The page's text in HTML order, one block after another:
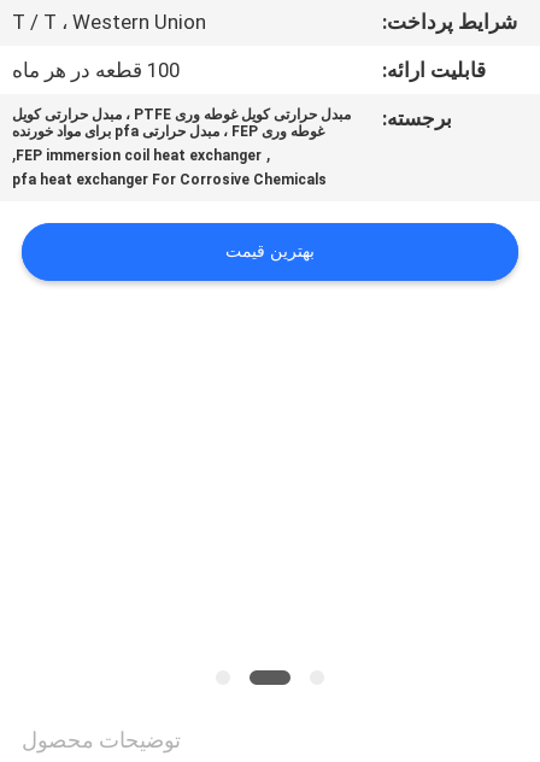
تماس
بگیرید
درخواست
نقل قول
شرایط پرداخت:
T / T ، Western Union
قابلیت ارائه:
100 قطعه در هر ماه
برجسته:
مبدل حرارتی کویل غوطه وری PTFE ، مبدل حرارتی کویل
غوطه وری FEP ، مبدل حرارتی pfa برای مواد خورنده
,
FEP immersion coil heat exchanger
,
pfa heat exchanger For Corrosive Chemicals
بهترین قیمت
توضیحات محصول